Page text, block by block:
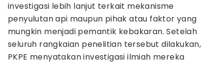
investigasi lebih lanjut terkait mekanisme
penyulutan api maupun pihak atau faktor yang
mungkin menjadi pemantik kebakaran. Setelah
seluruh rangkaian penelitian tersebut dilakukan,
PKPE menyatakan investigasi ilmiah mereka